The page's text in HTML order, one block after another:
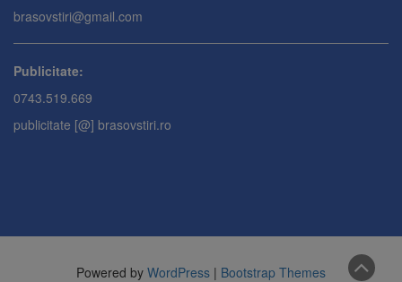
brasovstiri@gmail.com
Publicitate:
0743.519.669
publicitate [@] brasovstiri.ro
Powered by WordPress | Bootstrap Themes